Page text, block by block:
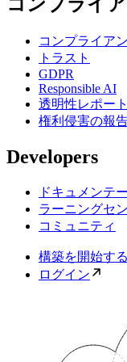
コンプライア
トラスト
GDPR
Responsible AI
透明性レポート
権利侵害の報
Developers
ドキュメンテ
ラーニングセ
コミュニティ
構築を開始する
ログイン